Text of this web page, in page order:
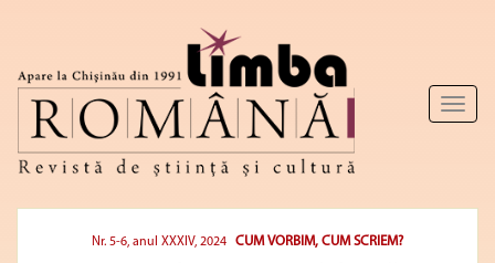
Toggle
Nr. 5-6, anul XXXIV, 2024 CUM VORBIM, CUM SCRIEM?